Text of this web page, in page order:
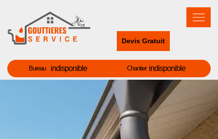
Devis Gratuit
Bureau indisponible Chantier indisponible